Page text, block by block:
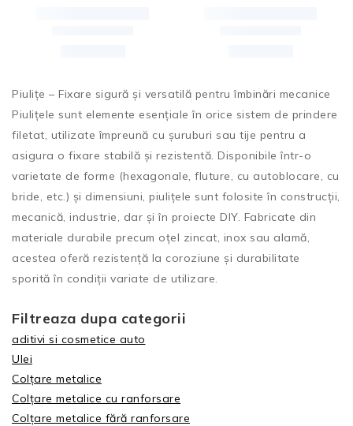
Piulițe – Fixare sigură și versatilă pentru îmbinări mecanice
Piulițele sunt elemente esențiale în orice sistem de prindere
filetat, utilizate împreună cu șuruburi sau tije pentru a
asigura o fixare stabilă și rezistentă. Disponibile într-o
varietate de forme (hexagonale, fluture, cu autoblocare, cu
bride, etc.) și dimensiuni, piulițele sunt folosite în construcții,
mecanică, industrie, dar și în proiecte DIY. Fabricate din
materiale durabile precum oțel zincat, inox sau alamă,
acestea oferă rezistență la coroziune și durabilitate
sporită în condiții variate de utilizare.
Filtreaza dupa categorii
aditivi si cosmetice auto
Ulei
Colțare metalice
Colțare metalice cu ranforsare
Colțare metalice fără ranforsare